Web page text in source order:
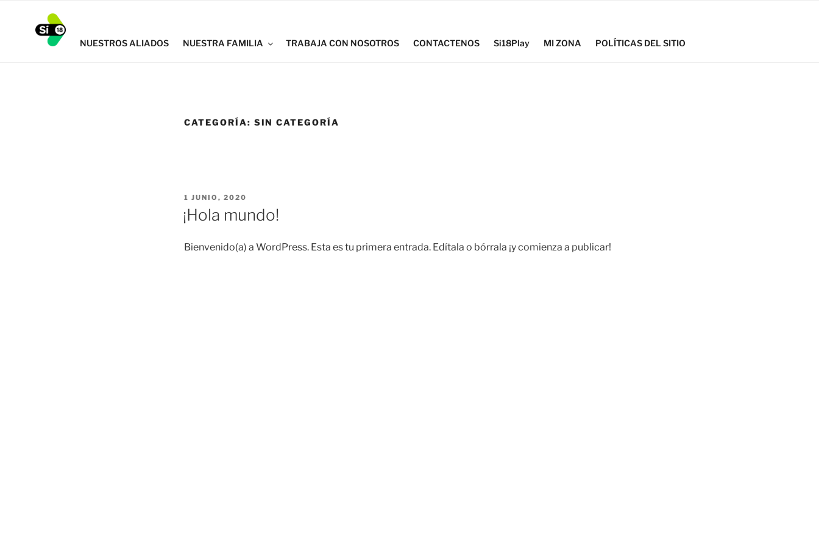
NUESTROS ALIADOS NUESTRA FAMILIA TRABAJA CON NOSOTROS CONTACTENOS Si18Play MI ZONA POLÍTICAS DEL SITIO
CATEGORÍA: SIN CATEGORÍA
1 JUNIO, 2020
¡Hola mundo!
Bienvenido(a) a WordPress. Esta es tu primera entrada. Edítala o bórrala ¡y comienza a publicar!